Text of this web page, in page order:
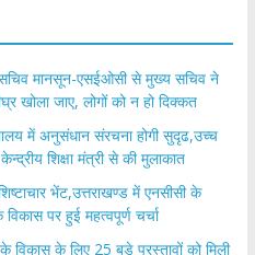
मानसून-एसईओसी से मुख्य सचिव ने
खोला जाए, लोगों को न हो दिक्कत
में अनुसंधान संरचना होगी सुदृढ,उच्च
शिक्षा मंत्री से की मुलाकात
भेंट,उत्तराखण्ड में एनसीसी के
पर हुई महत्वपूर्ण चर्चा
विकास के लिए 25 बड़े प्रस्तावों को मिली